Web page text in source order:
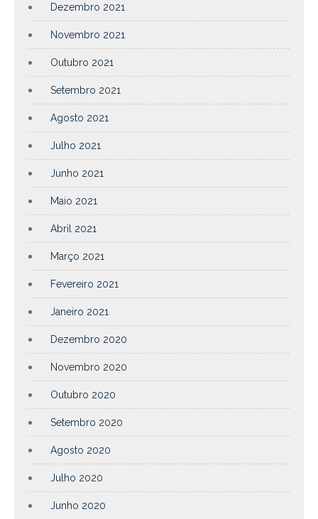
Dezembro 2021
Novembro 2021
Outubro 2021
Setembro 2021
Agosto 2021
Julho 2021
Junho 2021
Maio 2021
Abril 2021
Março 2021
Fevereiro 2021
Janeiro 2021
Dezembro 2020
Novembro 2020
Outubro 2020
Setembro 2020
Agosto 2020
Julho 2020
Junho 2020